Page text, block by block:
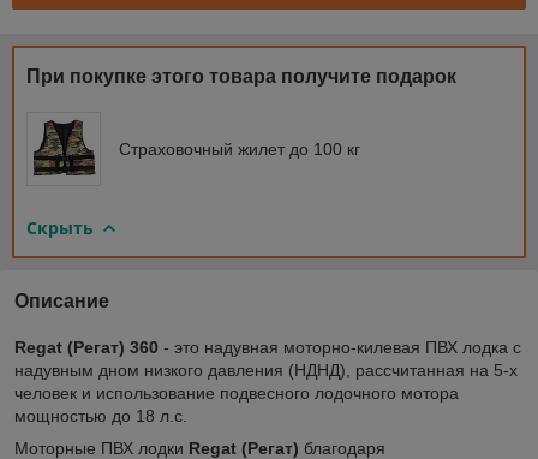
При покупке этого товара получите подарок
Страховочный жилет до 100 кг
Скрыть
Описание
Regat (Регат) 360 - это надувная моторно-килевая ПВХ лодка с
надувным дном низкого давления (НДНД), рассчитанная на 5-х
человек и использование подвесного лодочного мотора
мощностью до 18 л.с.
Моторные ПВХ лодки Regat (Регат) благодаря